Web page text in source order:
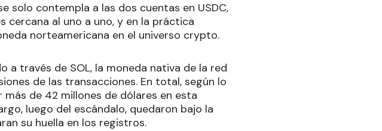
solo contempla a las dos cuentas en USDC,
cercana al uno a uno, y en la práctica
norteamericana en el universo crypto.
a través de SOL, la moneda nativa de la red
de las transacciones. En total, según lo
de 42 millones de dólares en esta
luego del escándalo, quedaron bajo la
su huella en los registros.